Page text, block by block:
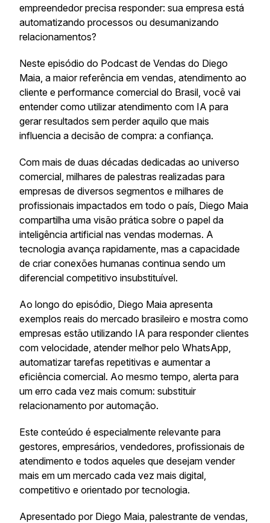
empreendedor precisa responder: sua empresa está
automatizando processos ou desumanizando
relacionamentos?
Neste episódio do Podcast de Vendas do Diego
Maia, a maior referência em vendas, atendimento ao
cliente e performance comercial do Brasil, você vai
entender como utilizar atendimento com IA para
gerar resultados sem perder aquilo que mais
influencia a decisão de compra: a confiança.
Com mais de duas décadas dedicadas ao universo
comercial, milhares de palestras realizadas para
empresas de diversos segmentos e milhares de
profissionais impactados em todo o país, Diego Maia
compartilha uma visão prática sobre o papel da
inteligência artificial nas vendas modernas. A
tecnologia avança rapidamente, mas a capacidade
de criar conexões humanas continua sendo um
diferencial competitivo insubstituível.
Ao longo do episódio, Diego Maia apresenta
exemplos reais do mercado brasileiro e mostra como
empresas estão utilizando IA para responder clientes
com velocidade, atender melhor pelo WhatsApp,
automatizar tarefas repetitivas e aumentar a
eficiência comercial. Ao mesmo tempo, alerta para
um erro cada vez mais comum: substituir
relacionamento por automação.
Este conteúdo é especialmente relevante para
gestores, empresários, vendedores, profissionais de
atendimento e todos aqueles que desejam vender
mais em um mercado cada vez mais digital,
competitivo e orientado por tecnologia.
Apresentado por Diego Maia, palestrante de vendas,